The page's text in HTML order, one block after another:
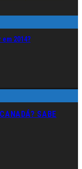
2014?
SABE